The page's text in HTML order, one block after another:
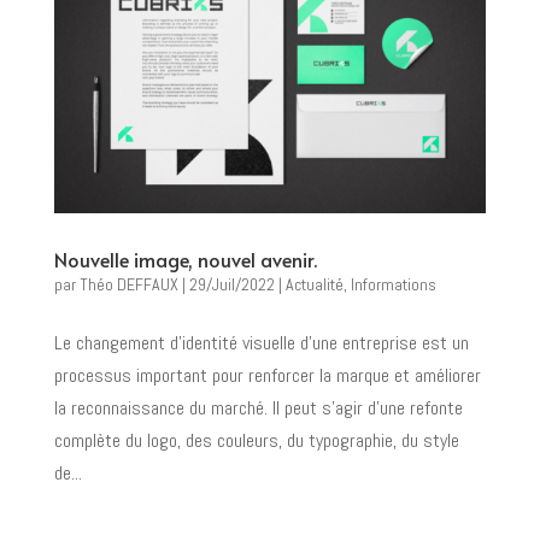
Nouvelle image, nouvel avenir.
parThéo DEFFAUX | 29/Juil/2022 | Actualité Informations
Le changement d’identité visuelle d’une entreprise est un
processus important pour renforcer la marque et améliorer
la reconnaissance du marché. Il peut s’agir d’une refonte
complète du logo, des couleurs, du typographie, du style
de...